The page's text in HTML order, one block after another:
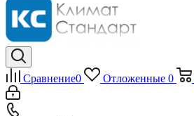
Сравнение0 Отложенные 0